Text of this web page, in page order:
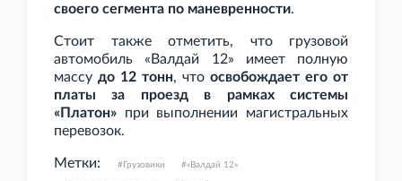
своего сегмента по маневренности.
Стоит также отметить, что грузовой
автомобиль «Валдай
12» имеет полную
массу до 12 тонн, что освобождает его от
платы за проезд в рамках системы
«Платон» при выполнении магистральных
перевозок.
Метки: Грузовики «Валдай 12»